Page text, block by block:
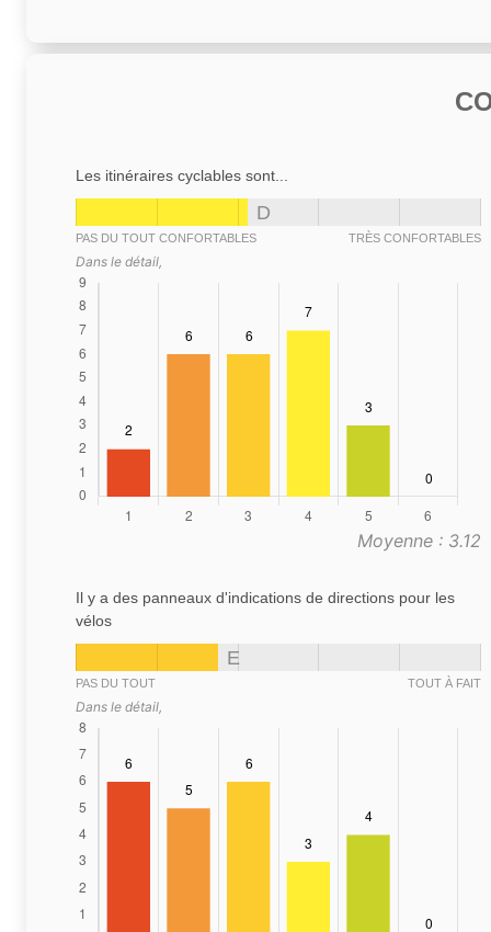
Les itinéraires cyclables sont...
D
PAS DU TOUT CONFORTABLES TRÈS CONFORTABLES
Dans le détail,
Moyenne : 3.12
Il y a des panneaux d'indications de directions pour les
vélos
E
PAS DU TOUT TOUT À FAIT
Dans le détail,